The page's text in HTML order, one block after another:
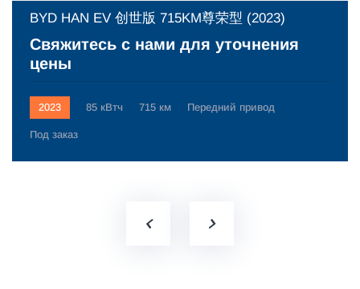
BYD HAN EV 创世版 715KM尊荣型 (2023)
Свяжитесь с нами для уточнения
цены
2023 85 кВтч 715 км Передний привод
Под заказ